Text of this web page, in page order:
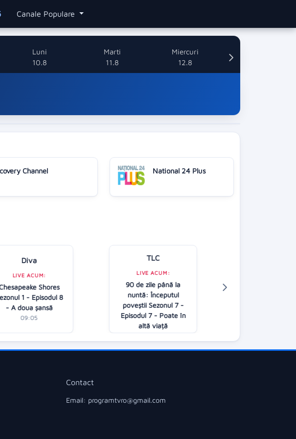
Canale Populare
Luni
10.8
Marti
11.8
Miercuri
12.8
Channel National 24 Plus
Diva
LIVE ACUM:
Shores
1 - Episodul 8
- A doua șansă
09:05
TLC
LIVE ACUM:
90 de zile până la
nuntă: Începutul
poveştii Sezonul 7 -
Episodul 7 - Poate în
altă viață
09:00
Contact
Email: programtvro@gmail.com